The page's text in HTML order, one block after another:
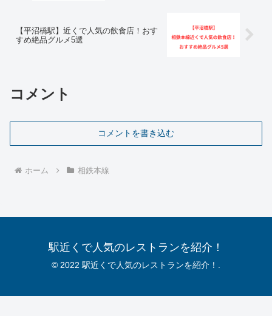
【平沼橋駅】近くで人気の飲食店！おす
すめ絶品グルメ5選
コメント
コメントを書き込む
ホーム 相鉄本線
駅近くで人気のレストランを紹介！
© 2022 駅近くで人気のレストランを紹介！.